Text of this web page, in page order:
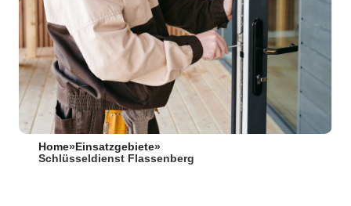
Home» Einsatzgebiete»
Schlüsseldienst Flassenberg